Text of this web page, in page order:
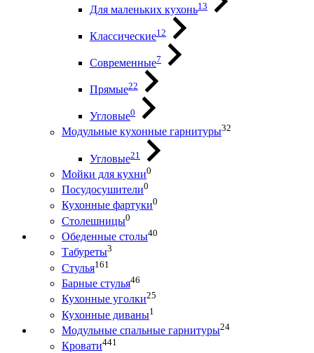
Для маленьких кухонь13
Классические12
Современные7
Прямые22
Угловые0
Модульные кухонные гарнитуры32
Угловые21
Мойки для кухни0
Посудосушители0
Кухонные фартуки0
Столешницы0
Обеденные столы40
Табуреты3
Стулья161
Барные стулья46
Кухонные уголки25
Кухонные диваны1
Модульные спальные гарнитуры24
Кровати441